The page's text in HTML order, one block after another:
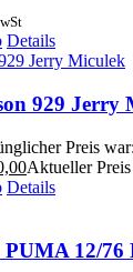
Details
929 Jerry
Preis war:
Aktueller
Details
12/76